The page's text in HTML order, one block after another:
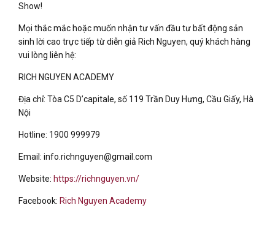
Show!
Mọi thắc mắc hoặc muốn nhận tư vấn đầu tư bất động sản
sinh lời cao trực tiếp từ diễn giả Rich Nguyen, quý khách hàng
vui lòng liên hệ:
RICH NGUYEN ACADEMY
Địa chỉ: Tòa C5 D’capitale, số 119 Trần Duy Hưng, Cầu Giấy, Hà
Nội
Hotline: 1900 999979
Email: info.richnguyen@gmail.com
Website: https://richnguyen.vn/
Facebook: Rich Nguyen Academy